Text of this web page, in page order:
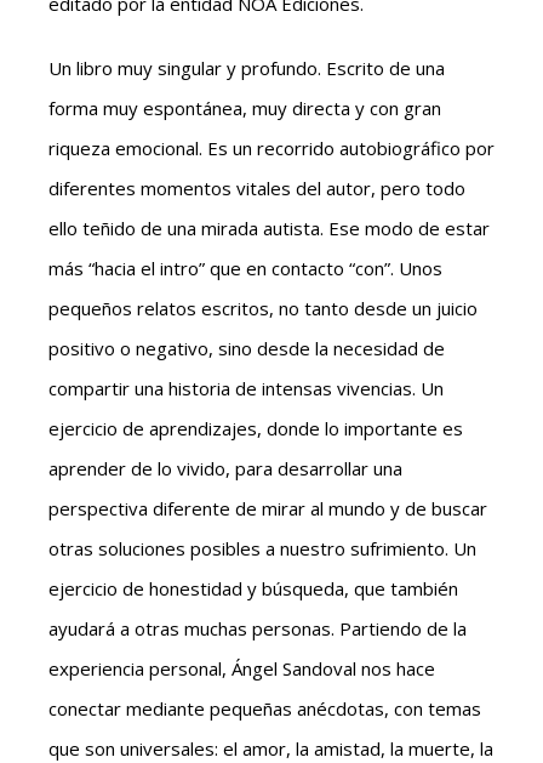
Un libro muy singular y profundo. Escrito de una
forma muy espontánea, muy directa y con gran
riqueza emocional. Es un recorrido autobiográfico por
diferentes momentos vitales del autor, pero todo
ello teñido de una mirada autista. Ese modo de estar
más “hacia el intro” que en contacto “con”. Unos
pequeños relatos escritos, no tanto desde un juicio
positivo o negativo, sino desde la necesidad de
compartir una historia de intensas vivencias. Un
ejercicio de aprendizajes, donde lo importante es
aprender de lo vivido, para desarrollar una
perspectiva diferente de mirar al mundo y de buscar
otras soluciones posibles a nuestro sufrimiento. Un
ejercicio de honestidad y búsqueda, que también
ayudará a otras muchas personas. Partiendo de la
experiencia personal, Ángel Sandoval nos hace
conectar mediante pequeñas anécdotas, con temas
que son universales: el amor, la amistad, la muerte, la